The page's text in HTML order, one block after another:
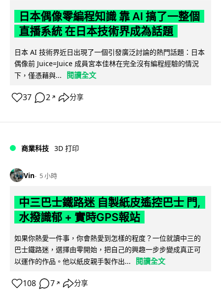
日本偶像零編程知識 靠 AI 搞了一整個
直播系統 在日本技術界成為話題
日本 AI 技術界近日出現了一個引發廣泛討論的熱門話題：日本
偶像前 Juice=Juice 成員宮本佳林在完全沒有編程經驗的情況
下，僅憑藉與...
閱讀全文
37 2 ↗ 分享
商業科技 3D 打印
Vin 5 小時
中三巴士鐵路迷 自製紙皮遙控巴士 門,
水撥識郁 + 實時GPS報站
如果你熱愛一件事，你會熱愛到怎樣的程度？一位就讀中三的
巴士鐵路迷，選擇由零開始，把自己的興趣一步步變成真正可
以運作的作品。他以紙皮親手製作出...
閱讀全文
108 7 ↗ 分享